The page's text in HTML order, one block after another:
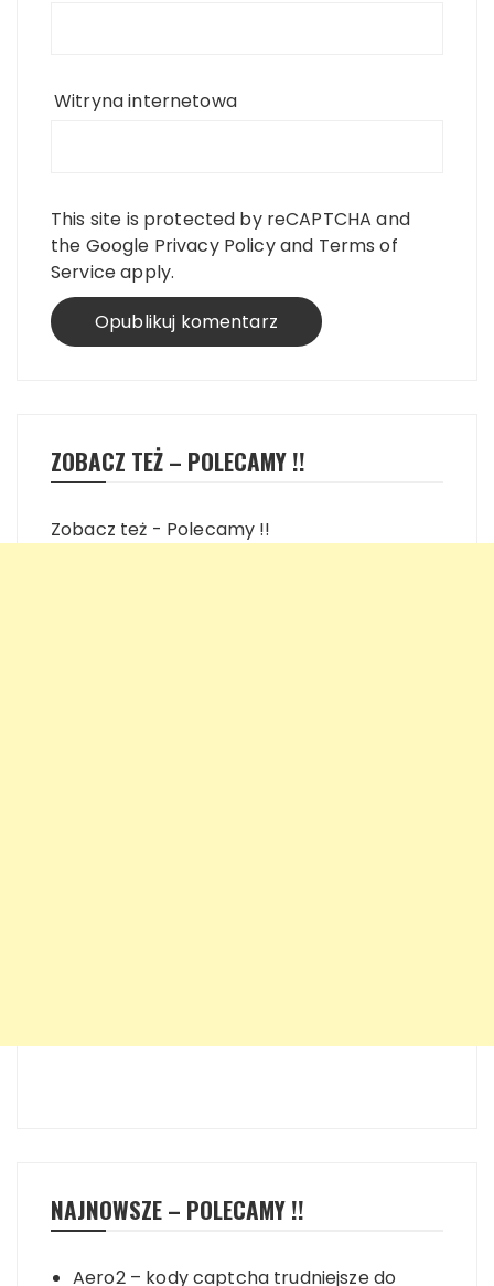
Witryna internetowa
This site is protected by reCAPTCHA and
the Google Privacy Policyand Terms of
Serviceapply.
ZOBACZ TEŻ – POLECAMY !!
Zobacz też - Polecamy !!
NAJNOWSZE – POLECAMY !!
Aero2 – kody captcha trudniejsze do